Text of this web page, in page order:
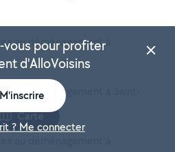
au déménagement à
au déménagement à Saint-
Carte
pour profiter
d'AlloVoisins
M'inscrire
? Me connecter